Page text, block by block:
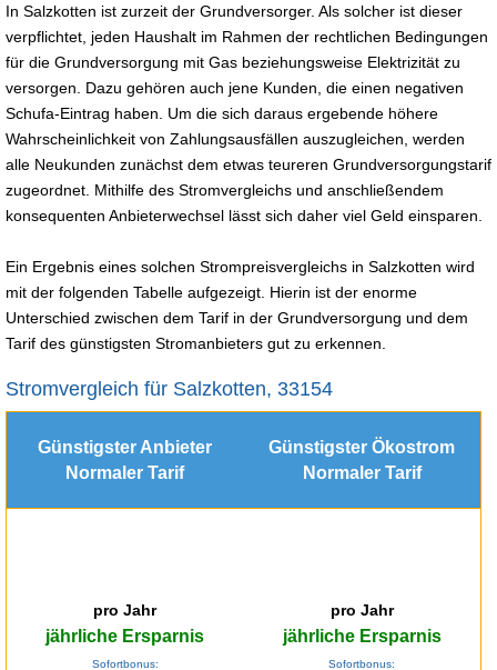
In Salzkotten ist zurzeit der Grundversorger. Als solcher ist dieser
verpflichtet, jeden Haushalt im Rahmen der rechtlichen Bedingungen
für die Grundversorgung mit Gas beziehungsweise Elektrizität zu
versorgen. Dazu gehören auch jene Kunden, die einen negativen
Schufa-Eintrag haben. Um die sich daraus ergebende höhere
Wahrscheinlichkeit von Zahlungsausfällen auszugleichen, werden
alle Neukunden zunächst dem etwas teureren Grundversorgungstarif
zugeordnet. Mithilfe des Stromvergleichs und anschließendem
konsequenten Anbieterwechsel lässt sich daher viel Geld einsparen.
Ein Ergebnis eines solchen Strompreisvergleichs in Salzkotten wird
mit der folgenden Tabelle aufgezeigt. Hierin ist der enorme
Unterschied zwischen dem Tarif in der Grundversorgung und dem
Tarif des günstigsten Stromanbieters gut zu erkennen.
Stromvergleich für Salzkotten, 33154
Günstigster Anbieter
Normaler Tarif
Günstigster Ökostrom
Normaler Tarif
pro Jahr
jährliche Ersparnis
Sofortbonus:
pro Jahr
jährliche Ersparnis
Sofortbonus: